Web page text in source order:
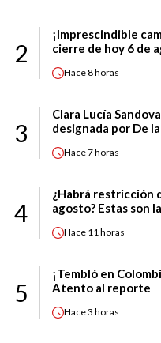
2
¡Imprescindible
cierre de hoy 6 de
Hace8 horas
3
Clara Lucía
designada por De
Hace7 horas
4
¿Habrá restricción
agosto? Estas son
Hace 11 horas
5
¡Tembló en
Atento al reporte
Hace3 horas